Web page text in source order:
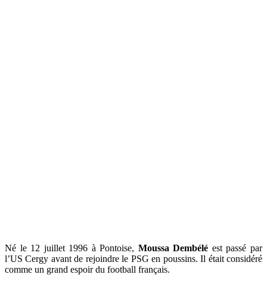
Né le 12 juillet 1996 à Pontoise, Moussa Dembélé est passé par
l’US Cergy avant de rejoindre le PSG en poussins. Il était considéré
comme un grand espoir du football français.